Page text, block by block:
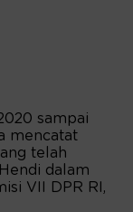
sampai
mencatat
telah
dalam
VII DPR RI,